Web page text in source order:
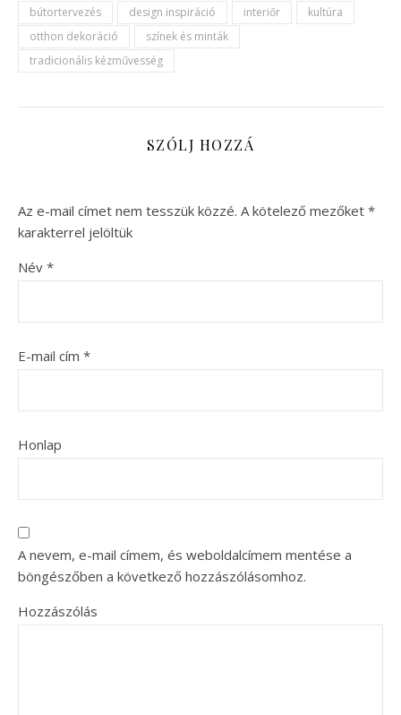
bútortervezés
design inspiráció interiőr
kultúra
otthon dekoráció
színek és minták
tradicionális kézművesség
SZÓLJ HOZZÁ
Az e-mail címet nem tesszük közzé. A kötelező mezőket *
karakterrel jelöltük
Név *
E-mail cím *
Honlap
A nevem, e-mail címem, és weboldalcímem mentése a
böngészőben a következő hozzászólásomhoz.
Hozzászólás